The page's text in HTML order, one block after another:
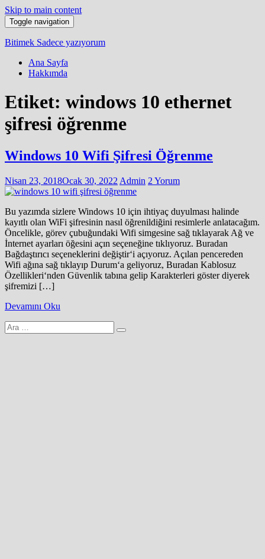
Skip to main content
Toggle navigation
Bitimek Sadece yazıyorum
Ana Sayfa
Hakkımda
Etiket: windows 10 ethernet
şifresi öğrenme
Windows 10 Wifi Şifresi Öğrenme
Nisan 23, 2018Ocak 30, 2022 Admin 2 Yorum
Bu yazımda sizlere Windows 10 için ihtiyaç duyulması halinde
kayıtlı olan WiFi şifresinin nasıl öğrenildiğini resimlerle anlatacağım.
Öncelikle, görev çubuğundaki Wifi simgesine sağ tıklayarak Ağ ve
İnternet ayarları öğesini açın seçeneğine tıklıyoruz. Buradan
Bağdaştırıcı seçeneklerini değiştir‘i açıyoruz. Açılan pencereden
Wifi ağına sağ tıklayıp Durum‘a geliyoruz, Buradan Kablosuz
Özellikleri‘nden Güvenlik tabına gelip Karakterleri göster diyerek
şifremizi […]
Devamını Oku
Arama
yap: